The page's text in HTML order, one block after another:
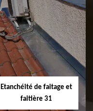
Etanchéité de faitage et
faitière 31